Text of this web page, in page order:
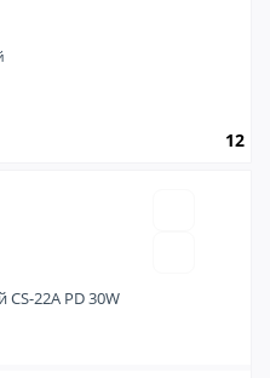
12
CS-22A PD 30W